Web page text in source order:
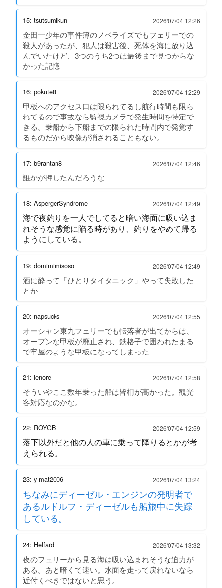
15: tsutsumikun 2026/07/04 12:26
金田一少年の事件簿のノベライズでもフェリーでの
殺人があったが、犯人は殺害後、死体を海に放り込
んでいたけど、3つのうち2つは最後まで見つからな
かった記憶
16: pokute8 2026/07/04 12:29
甲板へのアクセス口は限られてるし航行時間も限ら
れてるので事故なら監視カメラで発生時間を特定で
きる。乗船から下船までの限られた時間内で発覚す
るものだから映像が消されることもない。
17: b9rantan8 2026/07/04 12:46
誰かが押したんだろうな
18: AspergerSyndrome 2026/07/04 12:49
海で夜釣りを一人でしてると暗い海面に吸い込ま
れそうな感覚に陥る時があり、釣りをやめて帰る
ようにしている。
19: domimimisoso 2026/07/04 12:49
酒に酔って「ひとりタイタニック」やって失敗した
とか
20: napsucks 2026/07/04 12:55
オーシャン東九フェリーでも転落者が出てからは、
オープンな甲板が廃止され、鉄格子で囲われたまる
で牢屋のような甲板になってしまった
21: lenore 2026/07/04 12:58
そういやここ数年乗った船は皆柵が高かった。観光
客対応なのかな。
22: ROYGB 2026/07/04 12:59
落下以外だと他の人の車に乗って降りるとかが考
えられる。
23: y-mat2006 2026/07/04 13:24
ちなみにディーゼル・エンジンの発明者で
あるルドルフ・ディーゼルも船旅中に失踪
している。
24: Helfard 2026/07/04 13:32
夜のフェリーから見る海は吸い込まれそうな迫力が
ある。あと暗くて速い。水面を走って戻れないなら
近付くべきではないと思う。